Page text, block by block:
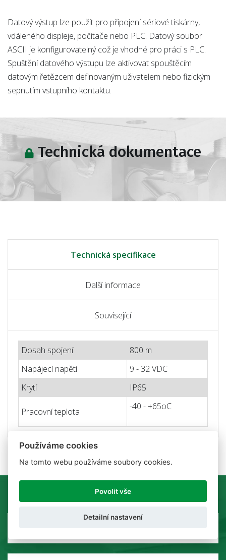
Datový výstup lze použít pro připojení sériové tiskárny,
vdáleného displeje, počítače nebo PLC. Datový soubor
ASCII je konfigurovatelný což je vhodné pro práci s PLC.
Spuštění datového výstupu lze aktivovat spouštěcím
datovým řetězcem definovaným uživatelem nebo fizickým
sepnutím vstupního kontaktu.
Technická dokumentace
Technická specifikace
Další informace
Související
Dosah spojení
800 m
Napájecí napětí
9 - 32 VDC
Krytí
IP65
Pracovní teplota -40 - +65oC
Používáme cookies
Na tomto webu používáme soubory cookies.
Povolit vše
Detailní nastavení